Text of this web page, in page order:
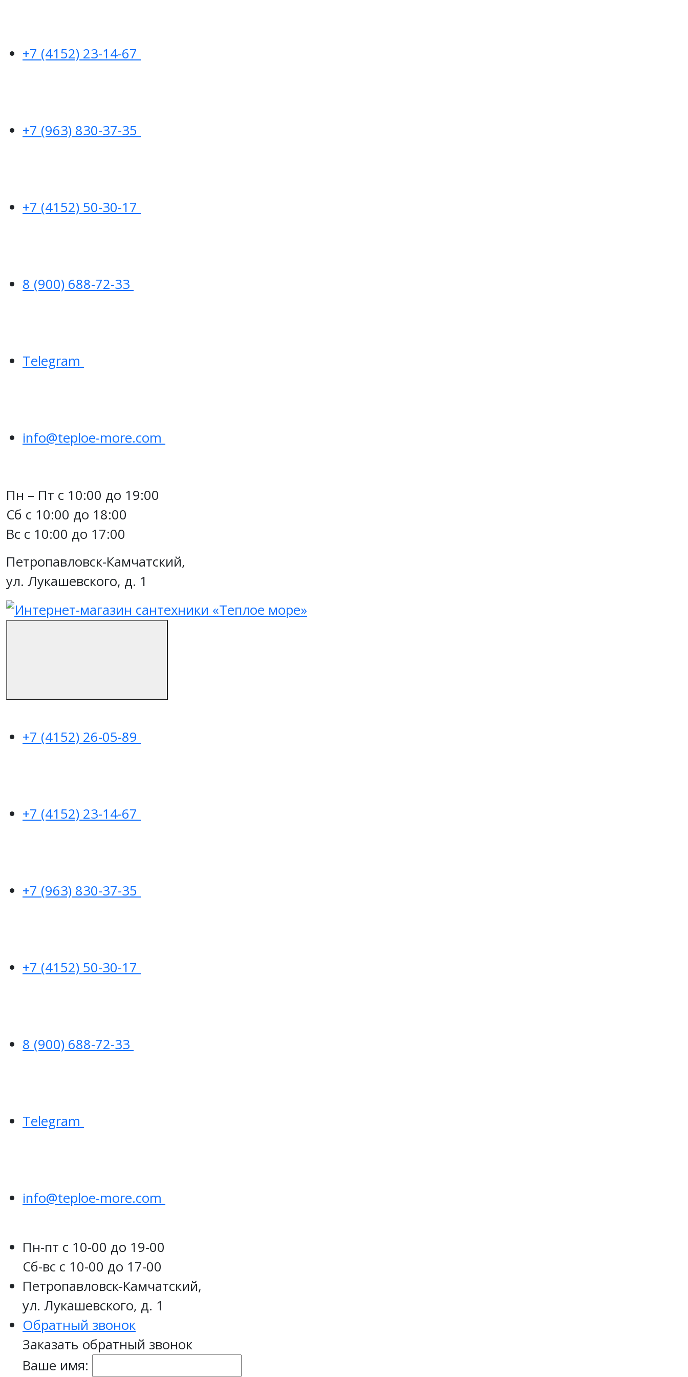
+7 (4152) 23-14-67
+7 (963) 830-37-35
+7 (4152) 50-30-17
8 (900) 688-72-33
Telegram
info@teploe-more.com
Пн – Пт с 10:00 до 19:00
Сб с 10:00 до 18:00
Вс с 10:00 до 17:00
Петропавловск-Камчатский,
ул. Лукашевского, д. 1
+7 (4152) 26-05-89
+7 (4152) 23-14-67
+7 (963) 830-37-35
+7 (4152) 50-30-17
8 (900) 688-72-33
Telegram
info@teploe-more.com
Пн-пт с 10-00 до 19-00
Сб-вс с 10-00 до 17-00
Петропавловск-Камчатский,
ул. Лукашевского, д. 1
Обратный звонок
Заказать обратный звонок
Ваше имя: